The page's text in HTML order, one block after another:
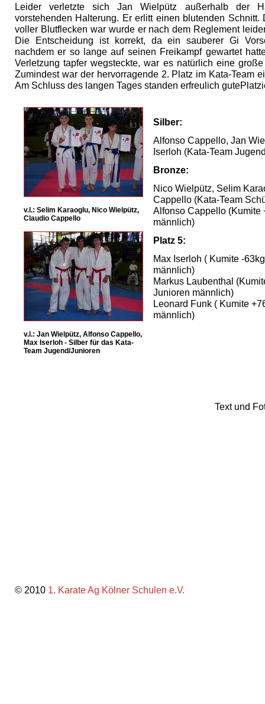
Leider verletzte sich Jan Wielpütz außerhalb der
vorstehenden Halterung. Er erlitt einen blutenden Schnitt.
voller Blutflecken war wurde er nach dem Reglement
Die Entscheidung ist korrekt, da ein sauberer Gi
nachdem er so lange auf seinen Freikampf gewartet
Verletzung tapfer wegsteckte, war es natürlich eine
Zumindest war der hervorragende 2. Platz im Kata-Team
Am Schluss des langen Tages standen erfreulich
v.l.: Selim Karaoglu, Nico Wielpütz,
Claudio Cappello
v.l.: Jan Wielpütz, Alfonso Cappello,
Max Iserloh - Silber für das Kata-
Team Jugend/Junioren
Silber:
Alfonso Cappello, Jan
Iserloh (Kata-Team
Bronze:
Nico Wielpütz, Selim
Cappello (Kata-Team
Alfonso Cappello (Kumite
männlich)
Platz 5:
Max Iserloh ( Kumite -
männlich)
Markus Laubenthal
Junioren männlich)
Leonard Funk ( Kumite
männlich)
Text und
© 2010 1. Karate Ag Kölner Schulen e.V.